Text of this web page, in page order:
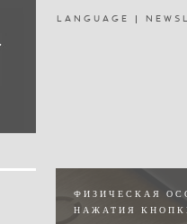
LANGUAGE
ФИЗИЧЕСКАЯ
НАЖАТИЯ